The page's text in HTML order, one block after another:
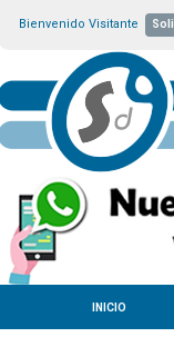
Bienvenido Visitante
INICIO